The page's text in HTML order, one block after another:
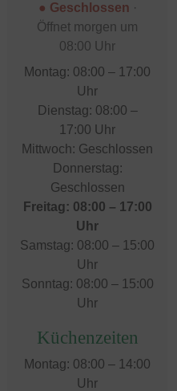
● Geschlossen ·
Öffnet morgen um
08:00 Uhr
Montag: 08:00 – 17:00
Uhr
Dienstag: 08:00 –
17:00 Uhr
Mittwoch: Geschlossen
Donnerstag:
Geschlossen
Freitag: 08:00 – 17:00
Uhr
Samstag: 08:00 – 15:00
Uhr
Sonntag: 08:00 – 15:00
Uhr
Küchenzeiten
Montag: 08:00 – 14:00
Uhr